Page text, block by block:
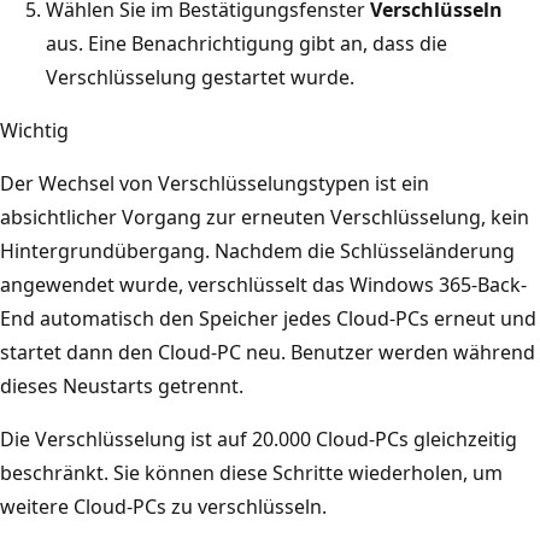
Wählen Sie im BestätigungsfensterVerschlüsseln
aus. Eine Benachrichtigung gibt an, dass die
Verschlüsselung gestartet wurde.
Wichtig
Der Wechsel von Verschlüsselungstypen ist ein
absichtlicher Vorgang zur erneuten Verschlüsselung, kein
Hintergrundübergang. Nachdem die Schlüsseländerung
angewendet wurde, verschlüsselt das Windows 365-Back-
End automatisch den Speicher jedes Cloud-PCs erneut und
startet dann den Cloud-PC neu. Benutzer werden während
dieses Neustarts getrennt.
Die Verschlüsselung ist auf 20.000 Cloud-PCs gleichzeitig
beschränkt. Sie können diese Schritte wiederholen, um
weitere Cloud-PCs zu verschlüsseln.